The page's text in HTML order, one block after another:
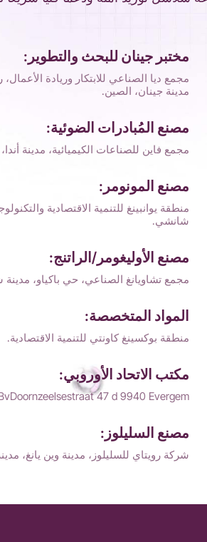
مختبر جينان للبحث والتطوير:
مدينة جينان، الصين.
مصنع المُبادرات الضوئية:
مجمع فاين للصناعات الكيميائية، مدينة
مصنع المونومر:
منطقة يوانبينغ للتنمية الاقتصادية
شانشي.
مصنع الأوليغومر/الراتنج:
مجمع تشاويانغ الصناعي، حي باكياو،
المواد المتخصصة:
منطقة بوكسينغ كاونتي للتنمية الاقتصادية.
مكتب الاتحاد الأوروبي:
47 d 9940 Evergem.
مصنع السليلوز:
شركة رويتاي للسليلوز، مدينة وين يانغ،